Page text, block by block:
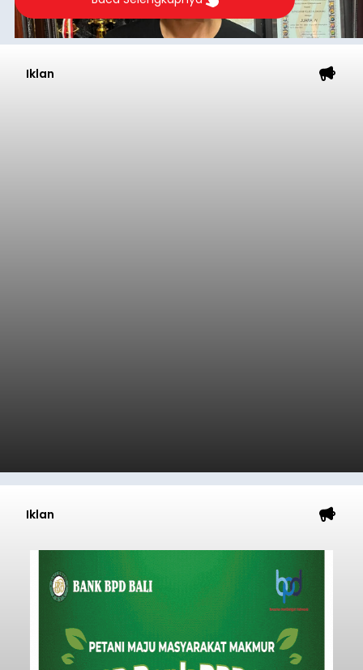
Iklan
Iklan